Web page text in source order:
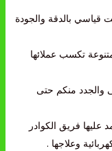
قياسي بالدقة والجودة
تكسب عملائها
والجدد منكم حتى
عليها فريق الكوادر
وعلاجها .